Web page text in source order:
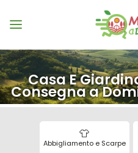
Casa E
Consegna a
Abbigliamento e Scarpe